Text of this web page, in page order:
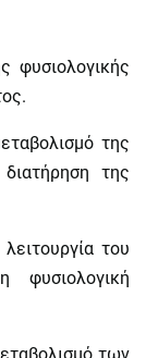
φυσιολογικής
της
της
του
φυσιολογική